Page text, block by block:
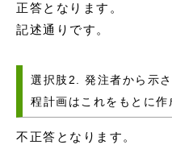
正答となります。
記述通りです。
選択肢2. 発注者から示
程計画はこれをもとに作
不正答となります。